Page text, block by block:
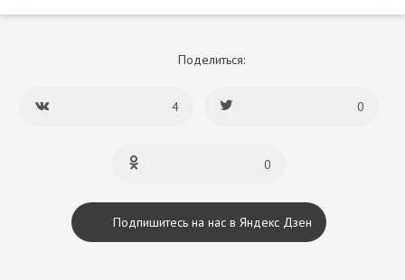
Поделиться:
4 0
0
Подпишитесь на нас в Яндекс Дзен